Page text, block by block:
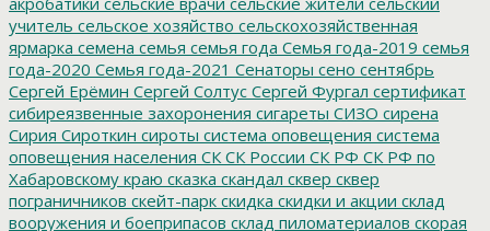
учитель сельское хозяйство сельскохозяйственная
ярмарка семена семья семья года Семья года-2019 семья
года-2020 Семья года-2021 Сенаторы сено сентябрь
Сергей Ерёмин Сергей Солтус Сергей Фургал сертификат
сибиреязвенные захоронения сигареты СИЗО сирена
Сирия Сироткин сироты система оповещения система
оповещения населения СК СК России СК РФ СК РФ по
Хабаровскому краю сказка скандал сквер сквер
пограничников скейт-парк скидка скидки и акции склад
вооружения и боеприпасов склад пиломатериалов скорая